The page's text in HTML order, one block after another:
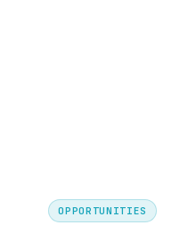
OPPORTUNITIES